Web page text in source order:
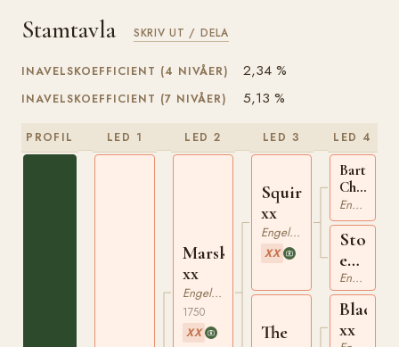
Stamtavla SKRIV UT / DELA
INAVELSKOEFFICIENT (4 NIVÅER) 2,34 %
INAVELSKOEFFICIENT (7 NIVÅER) 5,13 %
PROFIL LED 1 LED 2
Marske
xx
Engelskt Fullblod
1750
XX
LED 3
Squirt
xx
Engelskt Fullblod
XX
The
LED 4
Bartlet's
Childers
xxEngelskt Fullblod
Sto
e
Snake
xx
Engelskt Fullblod
xx